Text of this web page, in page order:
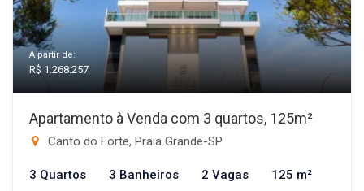
A partir de:
R$ 1.268.257
Apartamento à Venda com 3 quartos, 125m²
Canto do Forte, Praia Grande-SP
3 Quartos 3 Banheiros 2 Vagas 125 m²